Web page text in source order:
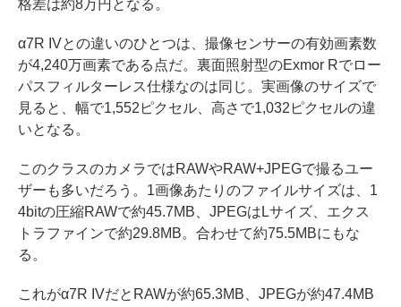
格差は約8万円となる。
α7R IVとの違いのひとつは、撮像センサーの有効画素数
が4,240万画素である点だ。裏面照射型のExmor Rでロー
パスフィルターレス仕様なのは同じ。実画像のサイズで
見ると、幅で1,552ピクセル、高さで1,032ピクセルの違
いとなる。
このクラスのカメラではRAWやRAW+JPEGで撮るユー
ザーも多いだろう。1画像あたりのファイルサイズは、1
4bitの圧縮RAWで約45.7MB、JPEGはLサイズ、エクス
トラファインで約29.8MB。合わせて約75.5MBにもな
る。
これがα7R IVだとRAWが約65.3MB、JPEGが約47.4MB